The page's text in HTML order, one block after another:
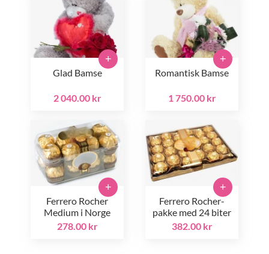
Glad Bamse
2 040.00 kr
+
Romantisk Bamse
1 750.00 kr
+
Ferrero Rocher
Medium i Norge
278.00 kr
+
Ferrero Rocher-
pakke med 24 biter
382.00 kr
+